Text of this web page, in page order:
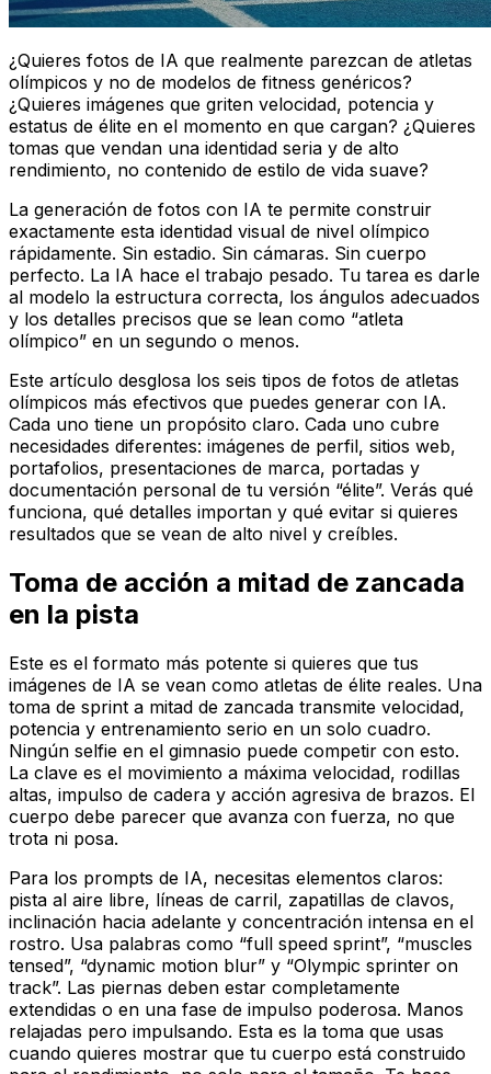
¿Quieres fotos de IA que realmente parezcan de atletas
olímpicos y no de modelos de fitness genéricos?
¿Quieres imágenes que griten velocidad, potencia y
estatus de élite en el momento en que cargan? ¿Quieres
tomas que vendan una identidad seria y de alto
rendimiento, no contenido de estilo de vida suave?
La generación de fotos con IA te permite construir
exactamente esta identidad visual de nivel olímpico
rápidamente. Sin estadio. Sin cámaras. Sin cuerpo
perfecto. La IA hace el trabajo pesado. Tu tarea es darle
al modelo la estructura correcta, los ángulos adecuados
y los detalles precisos que se lean como “atleta
olímpico” en un segundo o menos.
Este artículo desglosa los seis tipos de fotos de atletas
olímpicos más efectivos que puedes generar con IA.
Cada uno tiene un propósito claro. Cada uno cubre
necesidades diferentes: imágenes de perfil, sitios web,
portafolios, presentaciones de marca, portadas y
documentación personal de tu versión “élite”. Verás qué
funciona, qué detalles importan y qué evitar si quieres
resultados que se vean de alto nivel y creíbles.
Toma de acción a mitad de zancada
en la pista
Este es el formato más potente si quieres que tus
imágenes de IA se vean como atletas de élite reales. Una
toma de sprint a mitad de zancada transmite velocidad,
potencia y entrenamiento serio en un solo cuadro.
Ningún selfie en el gimnasio puede competir con esto.
La clave es el movimiento a máxima velocidad, rodillas
altas, impulso de cadera y acción agresiva de brazos. El
cuerpo debe parecer que avanza con fuerza, no que
trota ni posa.
Para los prompts de IA, necesitas elementos claros:
pista al aire libre, líneas de carril, zapatillas de clavos,
inclinación hacia adelante y concentración intensa en el
rostro. Usa palabras como “full speed sprint”, “muscles
tensed”, “dynamic motion blur” y “Olympic sprinter on
track”. Las piernas deben estar completamente
extendidas o en una fase de impulso poderosa. Manos
relajadas pero impulsando. Esta es la toma que usas
cuando quieres mostrar que tu cuerpo está construido